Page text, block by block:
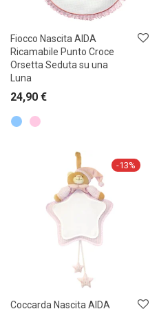
Fiocco Nascita AIDA
Ricamabile Punto Croce
Orsetta Seduta su una
Luna
24,90 €
-13%
Coccarda Nascita AIDA